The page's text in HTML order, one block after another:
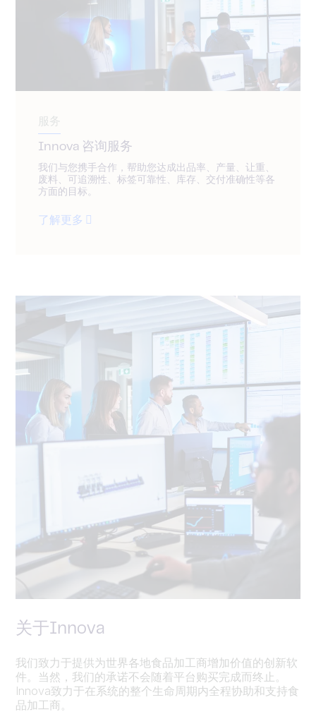
服务
Innova 咨询服务
我们与您携手合作，帮助您达成出品率、产量、让重、
废料、可追溯性、标签可靠性、库存、交付准确性等各
方面的目标。
了解更多
关于Innova
我们致力于提供为世界各地食品加工商增加价值的创新软
件。当然，我们的承诺不会随着平台购买完成而终止。
Innova致力于在系统的整个生命周期内全程协助和支持食
品加工商。